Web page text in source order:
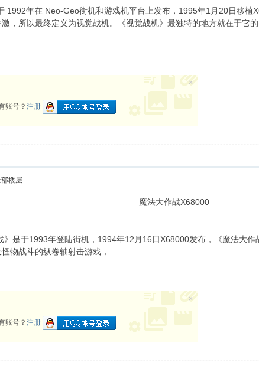
1992年在 Neo-Geo街机和游戏机平台上发布，1995年1月20日移
，所以最终定义为视觉战机。《视觉战机》最独特的地方就在于它
账号？注册
×
楼层
魔法大作战X68000
是于1993年登陆街机，1994年12月16日X68000发布，《魔法大
物战斗的纵卷轴射击游戏，
账号？注册
×